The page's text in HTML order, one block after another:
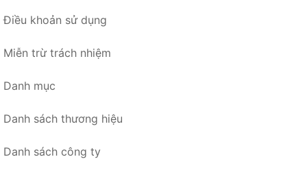
Điều khoản sử dụng
Miễn trừ trách nhiệm
Danh mục
Danh sách thương hiệu
Danh sách công ty